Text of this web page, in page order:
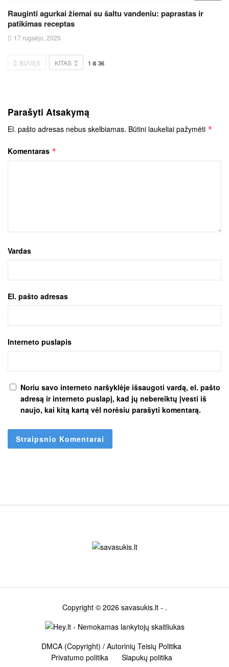
Rauginti agurkai žiemai su šaltu vandeniu: paprastas ir
patikimas receptas
17 rugsėjo, 2025
BUVĘS KITAS 1 iš 36
Parašyti Atsakymą
El. pašto adresas nebus skelbiamas. Būtini laukeliai pažymėti *
Komentaras *
Vardas
El. pašto adresas
Interneto puslapis
Noriu savo interneto naršyklėje išsaugoti vardą, el. pašto
adresą ir interneto puslapį, kad jų nebereiktų įvesti iš
naujo, kai kitą kartą vėl norėsiu parašyti komentarą.
Copyright © 2026 savasukis.lt- .
DMCA (Copyright) / Autorinių Teisių Politika
Privatumo politika
Slapukų politika